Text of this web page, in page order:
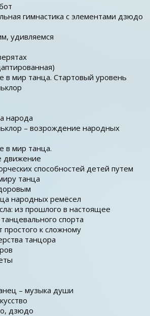
гимнастика с элементами дзюдо
удивляемся
в мир танца. Стартовый уровень
народа
– возрождение народных
в мир танца.
движение
способностей детей путем
танца
народных ремёсел
из прошлого в настоящее
спорта
к сложному
танцора
– музыка души
дзюдо